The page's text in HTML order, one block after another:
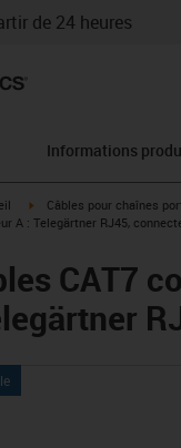
de 24 heures
Informations
arrow-rightigus-icon-arrow-right
Câbles pour chaînes
A : Telegärtner RJ45,
CAT7